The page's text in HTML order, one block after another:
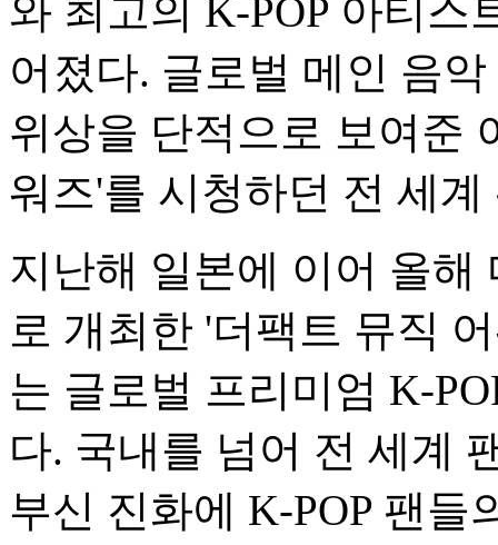
와 최고의 K-POP 아티스
어졌다. 글로벌 메인 음
위상을 단적으로 보여준
워즈'를 시청하던 전 세
지난해 일본에 이어 올해
로 개최한 '더팩트 뮤직
는 글로벌 프리미엄 K-
다. 국내를 넘어 전 세계
부신 진화에 K-POP 팬들